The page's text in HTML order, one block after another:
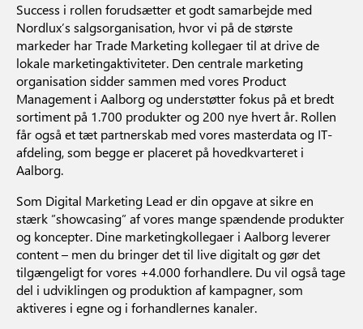
Success i rollen forudsætter et godt samarbejde med
Nordlux’s salgsorganisation, hvor vi på de største
markeder har Trade Marketing kollegaer til at drive de
lokale marketingaktiviteter. Den centrale marketing
organisation sidder sammen med vores Product
Management i Aalborg og understøtter fokus på et bredt
sortiment på 1.700 produkter og 200 nye hvert år. Rollen
får også et tæt partnerskab med vores masterdata og IT-
afdeling, som begge er placeret på hovedkvarteret i
Aalborg.
Som Digital Marketing Lead er din opgave at sikre en
stærk ”showcasing” af vores mange spændende produkter
og koncepter. Dine marketingkollegaer i Aalborg leverer
content – men du bringer det til live digitalt og gør det
tilgængeligt for vores +4.000 forhandlere. Du vil også tage
del i udviklingen og produktion af kampagner, som
aktiveres i egne og i forhandlernes kanaler.